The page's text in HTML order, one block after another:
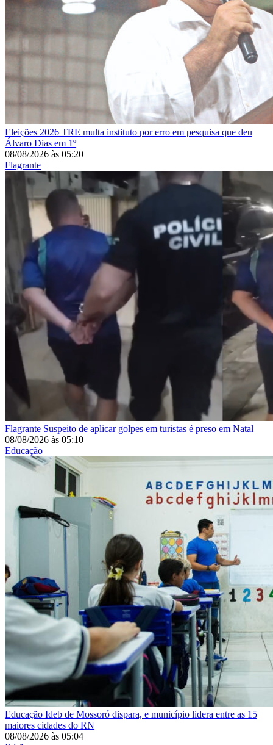
Eleições 2026 TRE multa instituto por erro em pesquisa que deu
Álvaro Dias em 1º
08/08/2026 às 05:20
Flagrante
Flagrante Suspeito de aplicar golpes em turistas é preso em Natal
08/08/2026 às 05:10
Educação
Educação Ideb de Mossoró dispara, e município lidera entre as 15
maiores cidades do RN
08/08/2026 às 05:04